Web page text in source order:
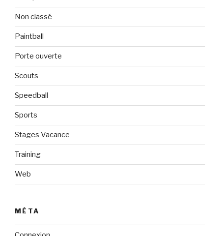
Non classé
Paintball
Porte ouverte
Scouts
Speedball
Sports
Stages Vacance
Training
Web
MÉTA